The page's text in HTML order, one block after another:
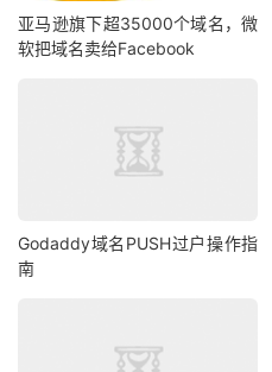
亚马逊旗下超35000个域名，微
软把域名卖给Facebook
Godaddy域名PUSH过户操作指
南